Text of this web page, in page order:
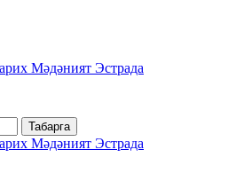
Мәдәният Эстрада
Табарга
Мәдәният Эстрада